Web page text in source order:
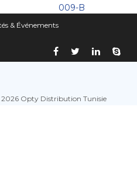
009-B
& Événements
Opty Distribution Tunisie